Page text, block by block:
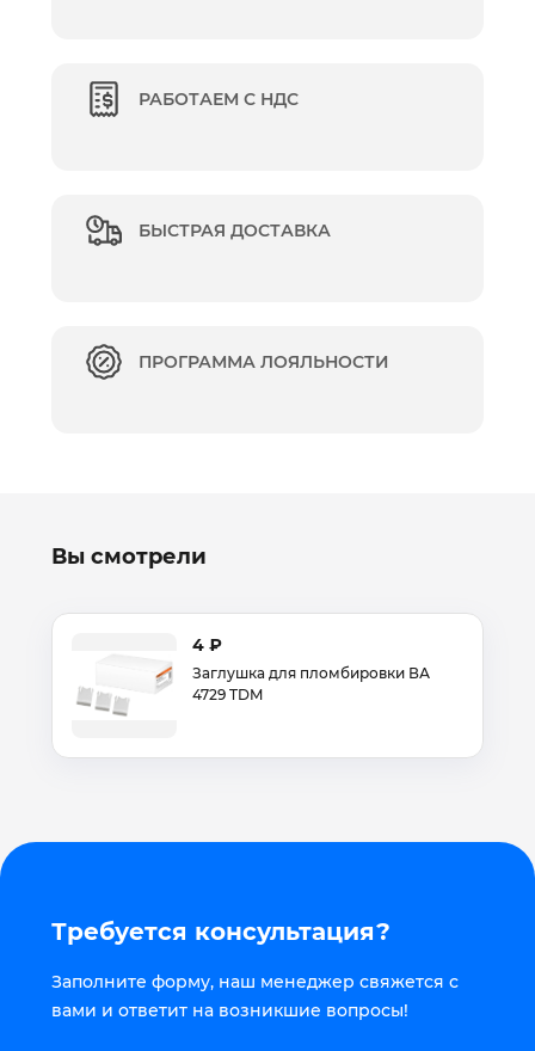
РАБОТАЕМ С НДС
БЫСТРАЯ ДОСТАВКА
ПРОГРАММА ЛОЯЛЬНОСТИ
Вы смотрели
4 ₽
Заглушка для пломбировки ВА
4729 TDM
Требуется консультация?
Заполните форму, наш менеджер свяжется с
вами и ответит на возникшие вопросы!